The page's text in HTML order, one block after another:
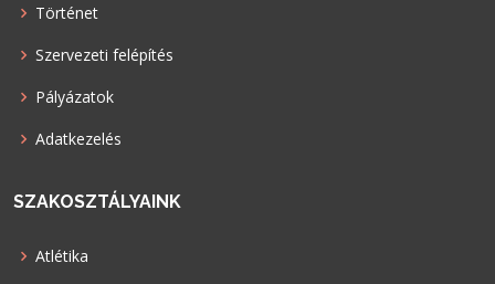
Történet
Szervezeti felépítés
Pályázatok
Adatkezelés
SZAKOSZTÁLYAINK
Atlétika